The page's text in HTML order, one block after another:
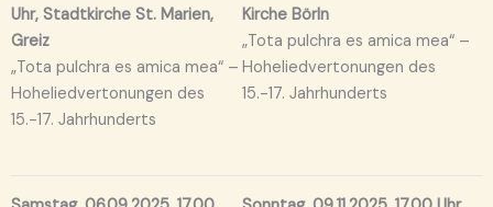
Uhr, Stadtkirche St. Marien,
Greiz
„Tota pulchra es amica mea“ –
Hoheliedvertonungen des
15.-17. Jahrhunderts
Kirche Börln
„Tota pulchra es amica mea“ –
Hoheliedvertonungen des
15.-17. Jahrhunderts